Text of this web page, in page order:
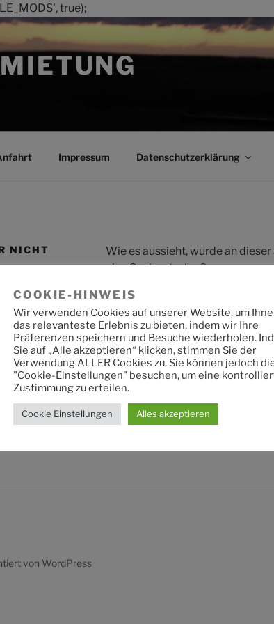
true);
Impressum Datenschutzerklärung
NICHT
Wie es aussieht, wurde an
eine Suche starten?
Suche
nach:
von WordPress
COOKIE-HINWEIS
Wir verwenden Cookies auf unserer Website, um
das relevanteste Erlebnis zu bieten, indem wir Ihre
Präferenzen speichern und Besuche wiederholen.
Sie auf „Alle akzeptieren“ klicken, stimmen Sie der
Verwendung ALLER Cookies zu. Sie können jedoch
"Cookie-Einstellungen" besuchen, um eine
Zustimmung zu erteilen.
Cookie Einstellungen Alles akzeptieren